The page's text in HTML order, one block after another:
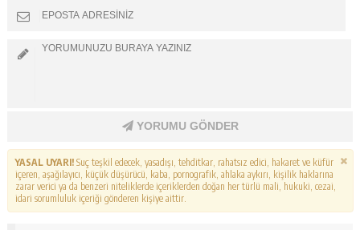
YORUMU GÖNDER
YASAL UYARI!Suç teşkil edecek, yasadışı, tehditkar, rahatsız edici, hakaret ve küfür
içeren, aşağılayıcı, küçük düşürücü, kaba, pornografik, ahlaka aykırı, kişilik haklarına
zarar verici ya da benzeri niteliklerde içeriklerden doğan her türlü mali, hukuki, cezai,
idari sorumluluk içeriği gönderen kişiye aittir.